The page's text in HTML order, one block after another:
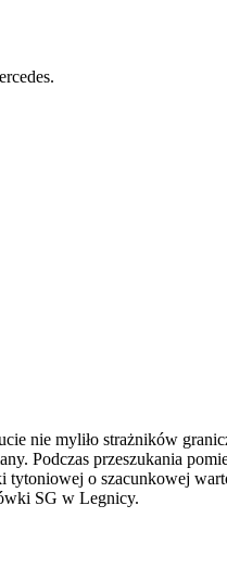
nie myliło strażników
Podczas przeszukania
o szacunkowej
SG w Legnicy.